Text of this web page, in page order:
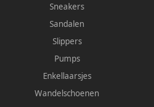
Sneakers
Sandalen
Slippers
Pumps
Enkellaarsjes
Wandelschoenen